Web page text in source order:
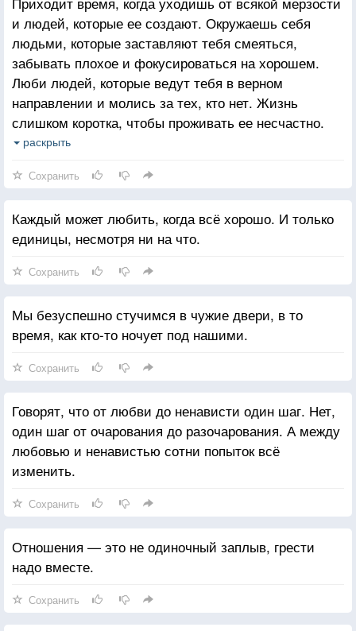
и людей, которые ее создают. Окружаешь себя
людьми, которые заставляют тебя смеяться,
забывать плохое и фокусироваться на хорошем.
Люби людей, которые ведут тебя в верном
направлении и молись за тех, кто нет. Жизнь
слишком коротка, чтобы проживать ее несчастно.
Падение - это часть жизни, но восстание - сама
раскрыть
Сохранить
Каждый может любить, когда всё хорошо. И только
единицы, несмотря ни на что.
Сохранить
Мы безуспешно стучимся в чужие двери, в то
время, как кто-то ночует под нашими.
Сохранить
Говорят, что от любви до ненависти один шаг. Нет,
один шаг от очарования до разочарования. А между
любовью и ненавистью сотни попыток всё
изменить.
Сохранить
Отношения — это не одиночный заплыв, грести
надо вместе.
Сохранить